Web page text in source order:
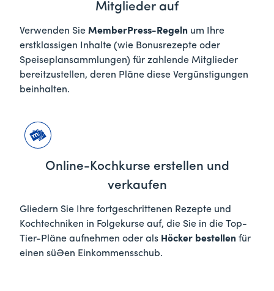
Mitglieder auf
Verwenden Sie MemberPress-Regeln um Ihre
erstklassigen Inhalte (wie Bonusrezepte oder
Speiseplansammlungen) für zahlende Mitglieder
bereitzustellen, deren Pläne diese Vergünstigungen
beinhalten.
Online-Kochkurse erstellen und
verkaufen
Gliedern Sie Ihre fortgeschrittenen Rezepte und
Kochtechniken in Folgekurse auf, die Sie in die Top-
Tier-Pläne aufnehmen oder als Höcker bestellen für
einen süßen Einkommensschub.